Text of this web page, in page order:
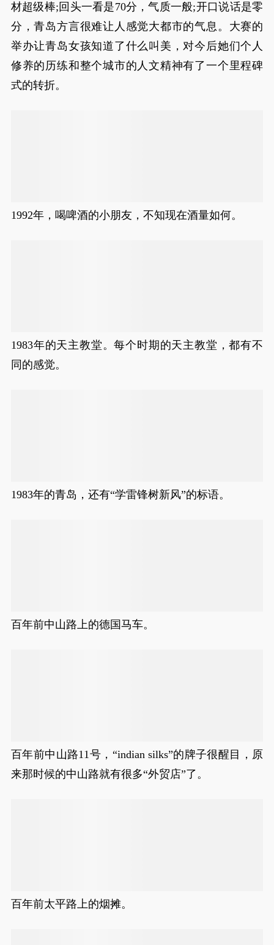
材超级棒;回头一看是70分，气质一般;开口说话是零
分，青岛方言很难让人感觉大都市的气息。大赛的
举办让青岛女孩知道了什么叫美，对今后她们个人
修养的历练和整个城市的人文精神有了一个里程碑
式的转折。
1992年，喝啤酒的小朋友，不知现在酒量如何。
1983年的天主教堂。每个时期的天主教堂，都有不
同的感觉。
1983年的青岛，还有“学雷锋树新风”的标语。
百年前中山路上的德国马车。
百年前中山路11号，“indian silks”的牌子很醒目，原
来那时候的中山路就有很多“外贸店”了。
百年前太平路上的烟摊。